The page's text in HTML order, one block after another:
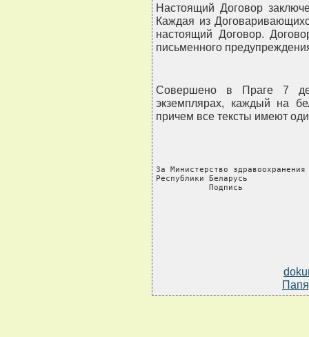
Настоящий Договор
Каждая из
настоящий Договор.
письменного
Совершено в Праге 7
экземплярах, каждый на
причем все тексты имеют
За Министерство
Республики Беларусь
Подпись